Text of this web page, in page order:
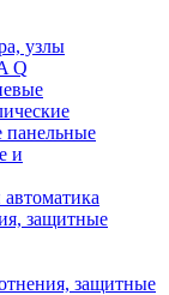
узлы
Q
панельные
и
защитные
защитные